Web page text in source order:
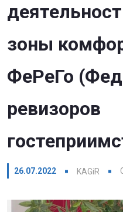
зоны
ФеРеГо
ревизоров
26.07.2022 KAGiR